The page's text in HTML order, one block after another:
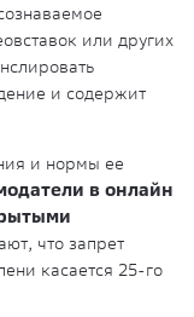
или других
и содержит
и нормы ее
в онлайн
что запрет
касается 25-го